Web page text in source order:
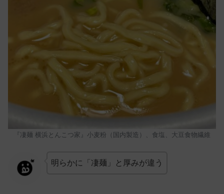
『凄麺 横浜とんこつ家』小麦粉（国内製造）、食塩、大豆食物繊維
明らかに「凄麺」と厚みが違う